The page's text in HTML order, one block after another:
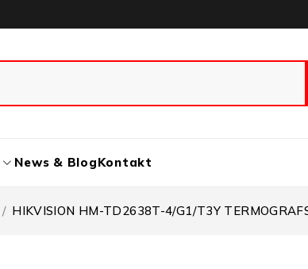
News & BlogKontakt
/ HIKVISION HM-TD2638T-4/G1/T3Y